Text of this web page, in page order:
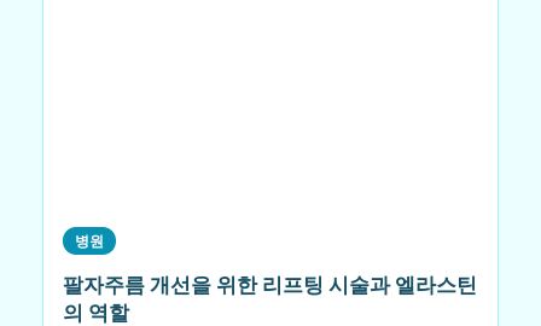
병원
팔자주름 개선을 위한 리프팅 시술과 엘라스틴
의 역할